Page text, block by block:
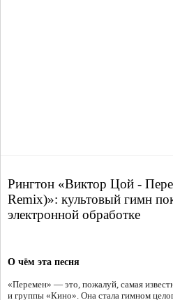
Рингтон «Виктор Цой -
Remix)»: культовый гимн
электронной обработке
О чём эта песня
«Перемен» — это, пожалуй, самая
и группы «Кино». Она стала гимном